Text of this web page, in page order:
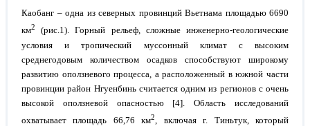
Каобанг – одна из северных провинций Вьетнама площадью 6690
км2 (рис.1). Горный рельеф, сложные инженерно-геологические
условия и тропический муссонный климат с высоким
среднегодовым количеством осадков способствуют широкому
развитию оползневого процесса, а расположенный в южной части
провинции район Нгуенбинь считается одним из регионов с очень
высокой оползневой опасностью [4]. Область исследований
охватывает площадь 66,76 км2
, включая г. Тиньтук, который